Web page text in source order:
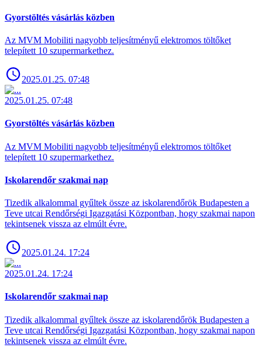
Gyorstöltés vásárlás közben
Az MVM Mobiliti nagyobb teljesítményű elektromos töltőket
telepített 10 szupermarkethez.
2025.01.25. 07:48
2025.01.25. 07:48
Gyorstöltés vásárlás közben
Az MVM Mobiliti nagyobb teljesítményű elektromos töltőket
telepített 10 szupermarkethez.
Iskolarendőr szakmai nap
Tizedik alkalommal gyűltek össze az iskolarendőrök Budapesten a
Teve utcai Rendőrségi Igazgatási Központban, hogy szakmai napon
tekintsenek vissza az elmúlt évre.
2025.01.24. 17:24
2025.01.24. 17:24
Iskolarendőr szakmai nap
Tizedik alkalommal gyűltek össze az iskolarendőrök Budapesten a
Teve utcai Rendőrségi Igazgatási Központban, hogy szakmai napon
tekintsenek vissza az elmúlt évre.